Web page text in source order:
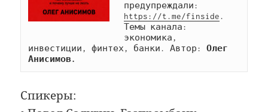
https://t.me/finside .
Темы канала:
экономика,
инвестиции, финтех, банки. Автор: Олег
Анисимов.
Спикеры: